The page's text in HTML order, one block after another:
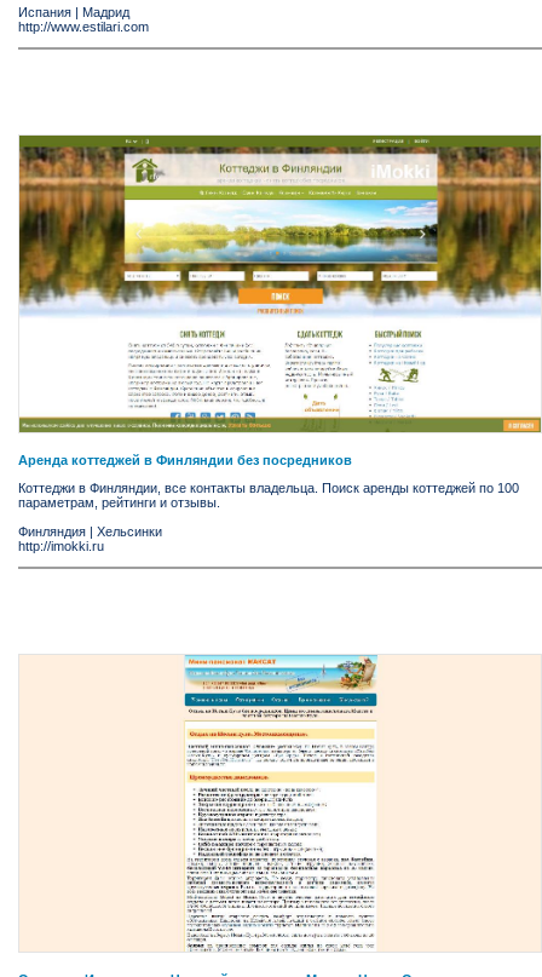
Испания
Мадрид
http://www.estilari.com
Аренда коттеджей в Финляндии без посредников
Коттеджи в Финляндии, все контакты владельца. Поиск аренды коттеджей по 100
параметрам, рейтинги и отзывы.
Финляндия
Хельсинки
http://imokki.ru